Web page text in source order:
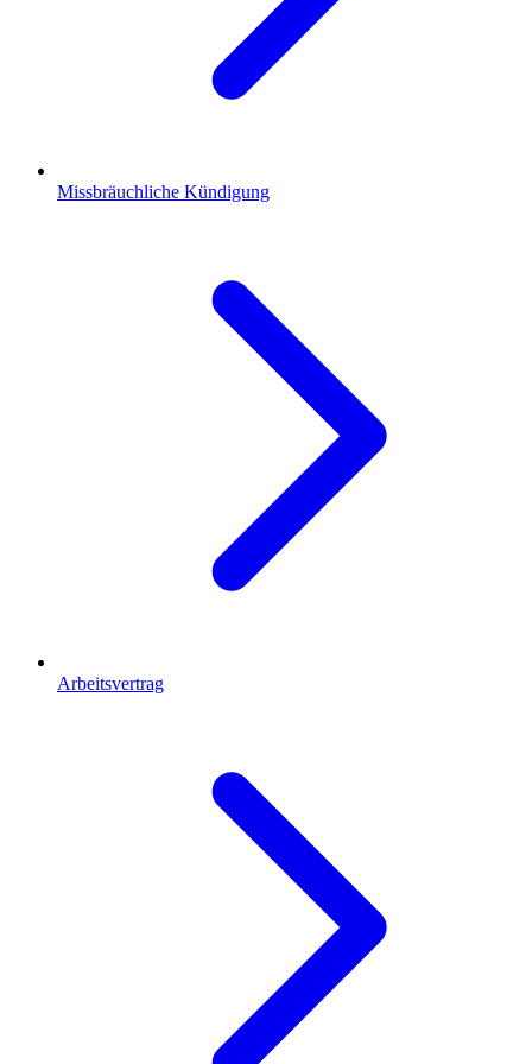
Missbräuchliche Kündigung
Arbeitsvertrag